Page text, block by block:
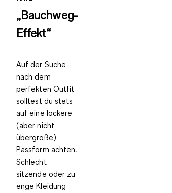
„Bauchweg-
Effekt“
Auf der Suche
nach dem
perfekten Outfit
solltest du stets
auf eine lockere
(aber nicht
übergroße)
Passform achten.
Schlecht
sitzende oder zu
enge Kleidung